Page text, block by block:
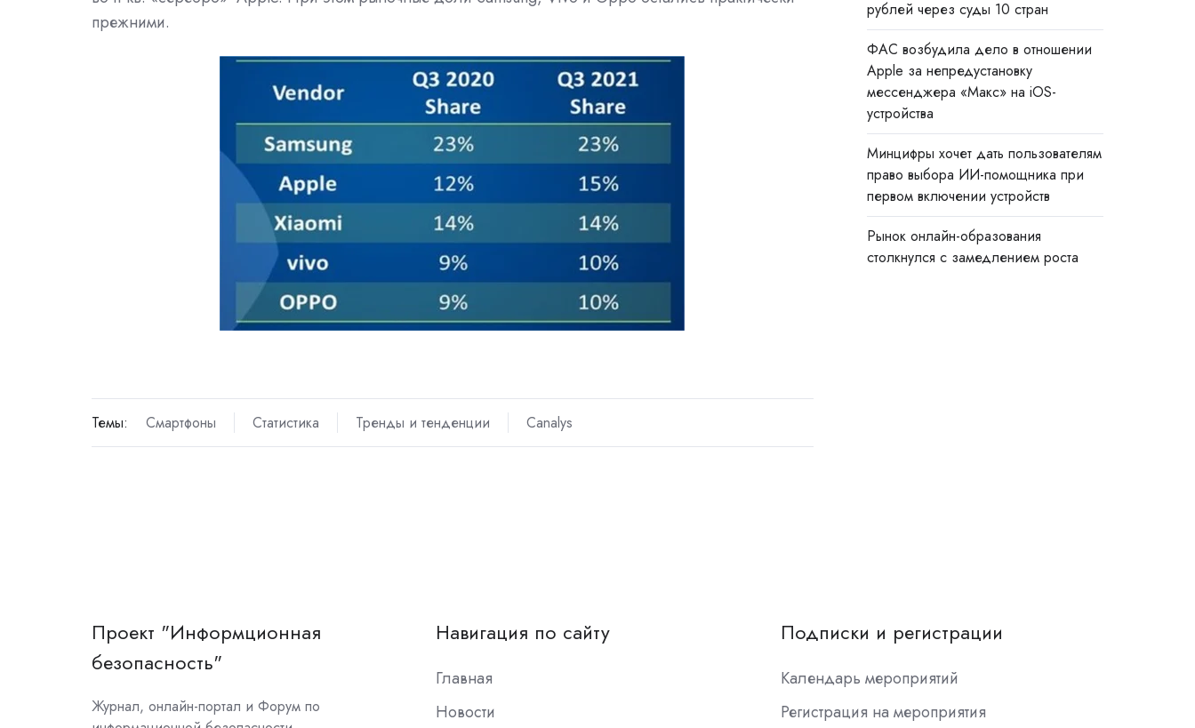
прежними.
Темы: Смартфоны Статистика Тренды и тенденции Canalys
рублей через суды 10 стран
ФАС возбудила дело в отношении
Apple за непредустановку
мессенджера «Макс» на iOS-
устройства
Минцифры хочет дать пользователям
право выбора ИИ-помощника при
первом включении устройств
Рынок онлайн-образования
столкнулся с замедлением роста
Проект "Информционная
безопасность"
Журнал, онлайн-портал и Форум по
Навигация по сайту
Главная
Новости
Подписки и регистрации
Календарь мероприятий
Регистрация на мероприятия